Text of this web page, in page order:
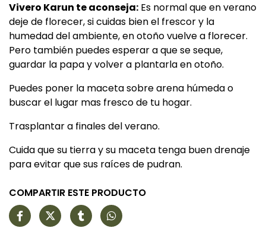
Vivero Karun te aconseja: Es normal que en verano
deje de florecer, si cuidas bien el frescor y la
humedad del ambiente, en otoño vuelve a florecer.
Pero también puedes esperar a que se seque,
guardar la papa y volver a plantarla en otoño.
Puedes poner la maceta sobre arena húmeda o
buscar el lugar mas fresco de tu hogar.
Trasplantar a finales del verano.
Cuida que su tierra y su maceta tenga buen drenaje
para evitar que sus raíces de pudran.
COMPARTIR ESTE PRODUCTO